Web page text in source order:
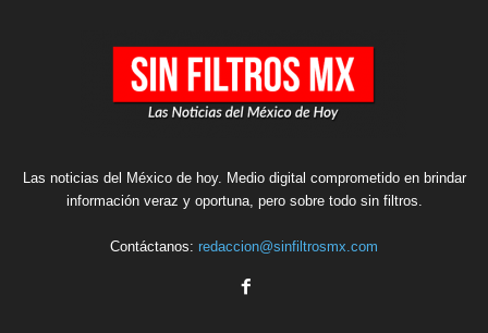
Las noticias del México de hoy. Medio digital comprometido en brindar
información veraz y oportuna, pero sobre todo sin filtros.
Contáctanos: redaccion@sinfiltrosmx.com